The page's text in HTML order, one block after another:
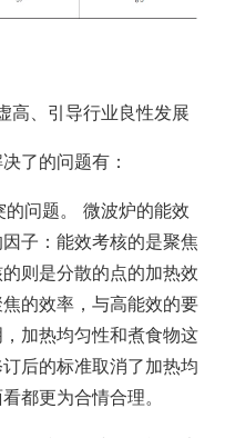
高、引导行业良性发展
了的问题有：
问题。 微波炉的能效
子：能效考核的是聚焦
则是分散的点的加热效
的效率，与高能效的要
加热均匀性和煮食物这
后的标准取消了加热均
都更为合情合理。